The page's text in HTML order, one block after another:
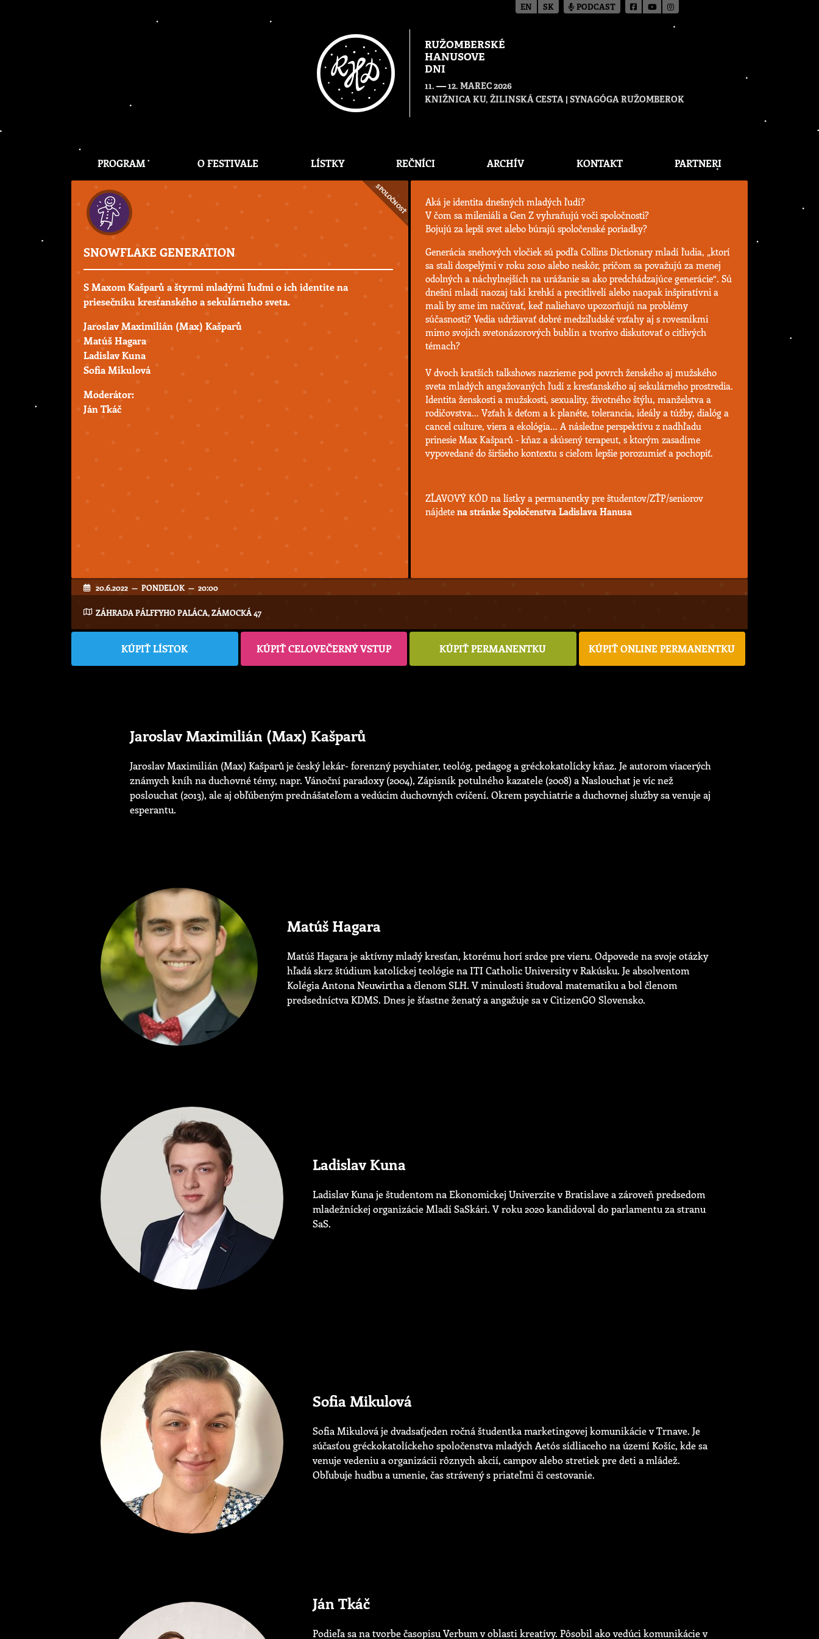
RUŽOMBERSKÉ
HANUSOVE
DNI
11. — 12. MAREC 2026
KNIŽNICA KU, ŽILINSKÁ CESTA | SYNAGÓGA RUŽOMBEROK
PROGRAM O FESTIVALE LÍSTKY REČNÍCI ARCHÍV KONTAKT PARTNERI
SPOLOČNOSŤ
SNOWFLAKE GENERATION
S Maxom Kašparů a štyrmi mladými ľuďmi o ich identite na
priesečníku kresťanského a sekulárneho sveta.
Jaroslav Maximilián (Max) Kašparů
Matúš Hagara
Ladislav Kuna
Sofia Mikulová
Moderátor:
Ján Tkáč
Aká je identita dnešných mladých ľudí?
V čom sa mileniáli a Gen Z vyhraňujú voči spoločnosti?
Bojujú za lepší svet alebo búrajú spoločenské poriadky?
Generácia snehových vločiek sú podľa Collins Dictionary mladí ľudia, „ktorí
sa stali dospelými v roku 2010 alebo neskôr, pričom sa považujú za menej
odolných a náchylnejších na urážanie sa ako predchádzajúce generácie“. Sú
dnešní mladí naozaj takí krehkí a precitlivelí alebo naopak inšpiratívni a
mali by sme im načúvať, keď naliehavo upozorňujú na problémy
súčasnosti? Vedia udržiavať dobré medziľudské vzťahy aj s rovesníkmi
mimo svojich svetonázorových bublín a tvorivo diskutovať o citlivých
témach?
V dvoch kratších talkshows nazrieme pod povrch ženského aj mužského
sveta mladých angažovaných ľudí z kresťanského aj sekulárneho prostredia.
Identita ženskosti a mužskosti, sexuality, životného štýlu, manželstva a
rodičovstva... Vzťah k deťom a k planéte, tolerancia, ideály a túžby, dialóg a
cancel culture, viera a ekológia... A následne perspektívu z nadhľadu
prinesie Max Kašparů - kňaz a skúsený terapeut, s ktorým zasadíme
vypovedané do širšieho kontextu s cieľom lepšie porozumieť a pochopiť.
ZĽAVOVÝ KÓD na lístky a permanentky pre študentov/ZŤP/seniorov
nájdete na stránke Spoločenstva Ladislava Hanusa
20.6.2022 — PONDELOK — 20:00
ZÁHRADA PÁLFFYHO PALÁCA, ZÁMOCKÁ 47
KÚPIŤ LÍSTOK KÚPIŤ CELOVEČERNÝ VSTUP KÚPIŤ PERMANENTKU KÚPIŤ ONLINE PERMANENTKU
Jaroslav Maximilián (Max) Kašparů
Jaroslav Maximilián (Max) Kašparů je český lekár- forenzný psychiater, teológ, pedagog a gréckokatolícky kňaz. Je autorom viacerých
známych kníh na duchovné témy, napr. Vánoční paradoxy (2004), Zápisník potulného kazatele (2008) a Naslouchat je víc než
poslouchat (2013), ale aj obľúbeným prednášateľom a vedúcim duchovných cvičení. Okrem psychiatrie a duchovnej služby sa venuje aj
esperantu.
Matúš Hagara
Matúš Hagara je aktívny mladý kresťan, ktorému horí srdce pre vieru. Odpovede na svoje otázky
hľadá skrz štúdium katolíckej teológie na ITI Catholic University v Rakúsku. Je absolventom
Kolégia Antona Neuwirtha a členom SLH. V minulosti študoval matematiku a bol členom
predsedníctva KDMS. Dnes je šťastne ženatý a angažuje sa v CitizenGO Slovensko.
Ladislav Kuna
Ladislav Kuna je študentom na Ekonomickej Univerzite v Bratislave a zároveň predsedom
mladežníckej organizácie Mladí SaSkári. V roku 2020 kandidoval do parlamentu za stranu
SaS.
Sofia Mikulová
Sofia Mikulová je dvadsaťjeden ročná študentka marketingovej komunikácie v Trnave. Je
súčasťou gréckokatolíckeho spoločenstva mladých Aetós sídliaceho na území Košíc, kde sa
venuje vedeniu a organizácii rôznych akcií, campov alebo stretiek pre deti a mládež.
Obľubuje hudbu a umenie, čas strávený s priateľmi či cestovanie.
Ján Tkáč
Podieľa sa na tvorbe časopisu Verbum v oblasti kreatívy. Pôsobil ako vedúci komunikácie v
EN SK PODCAST